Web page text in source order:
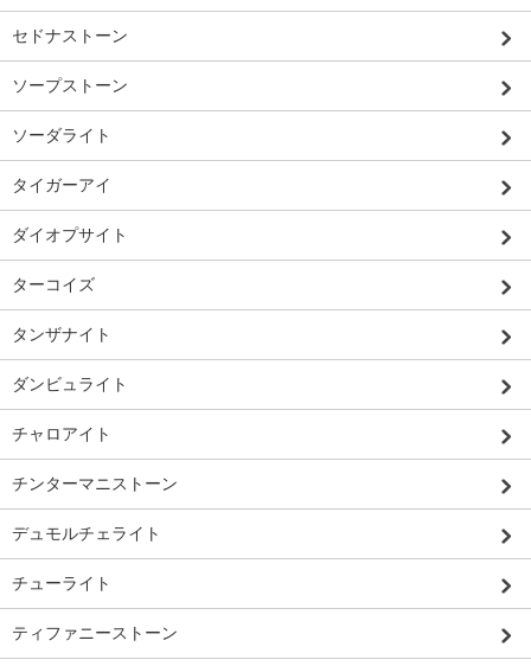
セドナストーン
ソープストーン
ソーダライト
タイガーアイ
ダイオプサイト
ターコイズ
タンザナイト
ダンビュライト
チャロアイト
チンターマニストーン
デュモルチェライト
チューライト
ティファニーストーン